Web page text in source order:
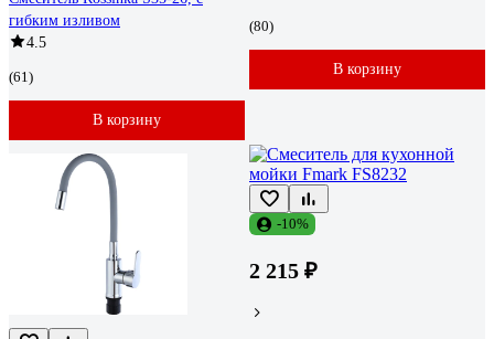
гибким изливом
4.5
(61)
В корзину
(80)
В корзину
-10%
2 215 ₽